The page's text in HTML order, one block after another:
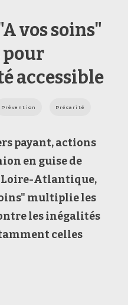
vos soins"
pour
accessible
Prévention Précarité
payant, actions
en guise de
Loire-Atlantique,
multiplie les
les inégalités
celles